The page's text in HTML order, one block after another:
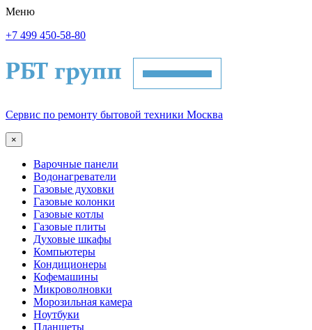
Меню
+7 499 450-58-80
Сервис по ремонту бытовой техники Москва
×
Варочные панели
Водонагреватели
Газовые духовки
Газовые колонки
Газовые котлы
Газовые плиты
Духовые шкафы
Компьютеры
Кондиционеры
Кофемашины
Микроволновки
Морозильная камера
Ноутбуки
Планшеты